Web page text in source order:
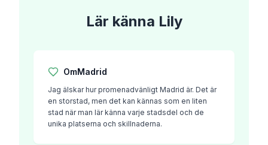
Lär känna Lily
OmMadrid
Jag älskar hur promenadvänligt Madrid är. Det är
en storstad, men det kan kännas som en liten
stad när man lär känna varje stadsdel och de
unika platserna och skillnaderna.